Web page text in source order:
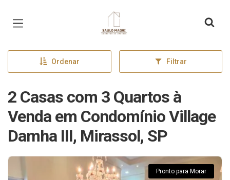
Página inicial
Ordenar Filtrar
2 Casas com 3 Quartos à
Venda em Condomínio Village
Damha III, Mirassol, SP
Pronto para Morar